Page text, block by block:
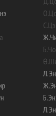
О.
С.
Ж.
Б.
Ө.
Л.
Ж.
Б.
Л.